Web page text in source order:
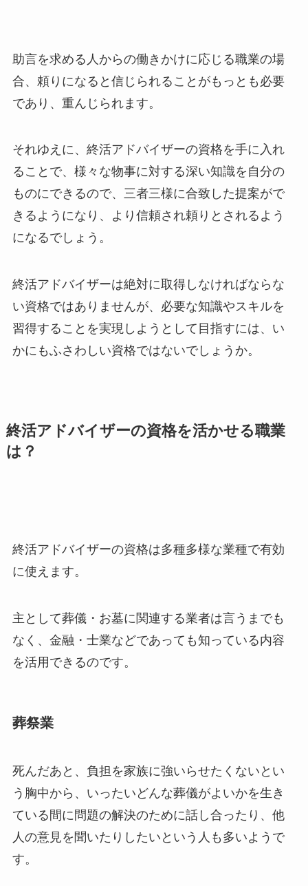
助言を求める人からの働きかけに応じる職業の場
合、頼りになると信じられることがもっとも必要
であり、重んじられます。
それゆえに、終活アドバイザーの資格を手に入れ
ることで、様々な物事に対する深い知識を自分の
ものにできるので、三者三様に合致した提案がで
きるようになり、より信頼され頼りとされるよう
になるでしょう。
終活アドバイザーは絶対に取得しなければならな
い資格ではありませんが、必要な知識やスキルを
習得することを実現しようとして目指すには、い
かにもふさわしい資格ではないでしょうか。
終活アドバイザーの資格を活かせる職業
は？
終活アドバイザーの資格は多種多様な業種で有効
に使えます。
主として葬儀・お墓に関連する業者は言うまでも
なく、金融・士業などであっても知っている内容
を活用できるのです。
葬祭業
死んだあと、負担を家族に強いらせたくないとい
う胸中から、いったいどんな葬儀がよいかを生き
ている間に問題の解決のために話し合ったり、他
人の意見を聞いたりしたいという人も多いようで
す。